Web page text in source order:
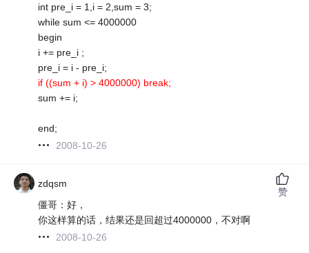
int pre_i = 1,i = 2,sum = 3;
while sum <= 4000000
begin
i += pre_i ;
pre_i = i - pre_i;
if ((sum + i) > 4000000) break;
sum += i;
end;
2008-10-26
zdqsm
僵哥：好，
你这样算的话，结果还是回超过4000000，不对啊
2008-10-26
赞